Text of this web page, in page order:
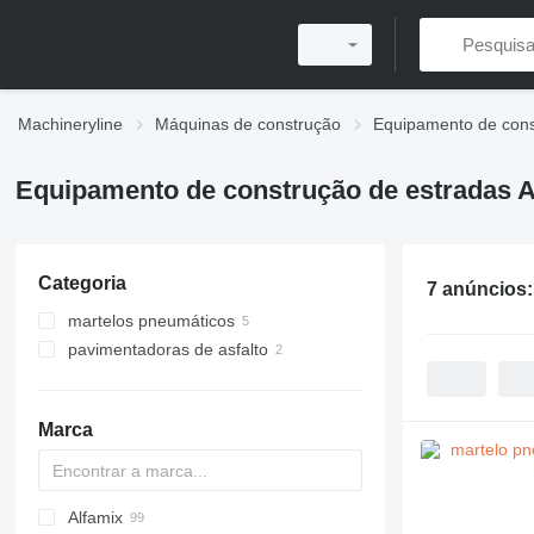
Machineryline Máquinas de construção Equipamento de
Equipamento de construção de estradas
Categoria
martelos pneumáticos
pavimentadoras de asfalto
Marca
Titan
Alfamix
7 anúncios: